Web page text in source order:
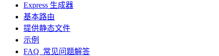
Express 生成器
基本路由
提供静态文件
示例
FAQ 常见问题解答